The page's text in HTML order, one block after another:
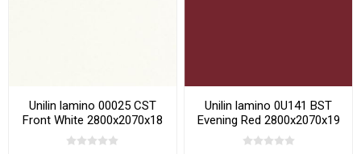
Unilin lamino 00025 CST
Front White 2800x2070x18
mm
Unilin lamino 0U141 BST
Evening Red 2800x2070x19
mm